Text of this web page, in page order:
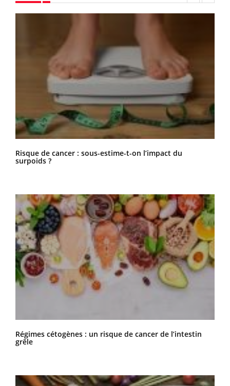
Risque de cancer : sous-estime-t-on l’impact du
surpoids ?
Régimes cétogènes : un risque de cancer de l’intestin
grêle